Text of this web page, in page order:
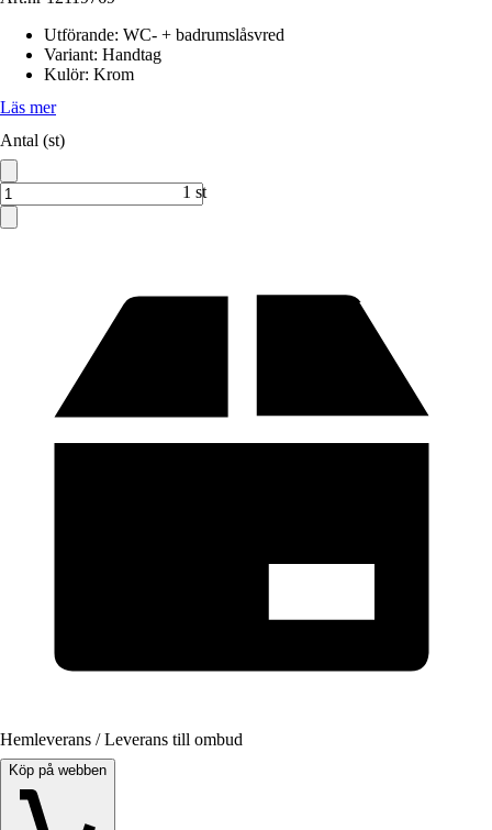
Utförande: WC- + badrumslåsvred
Variant: Handtag
Kulör: Krom
Läs mer
Antal (st)
1 st
Hemleverans / Leverans till ombud
Köp på webben